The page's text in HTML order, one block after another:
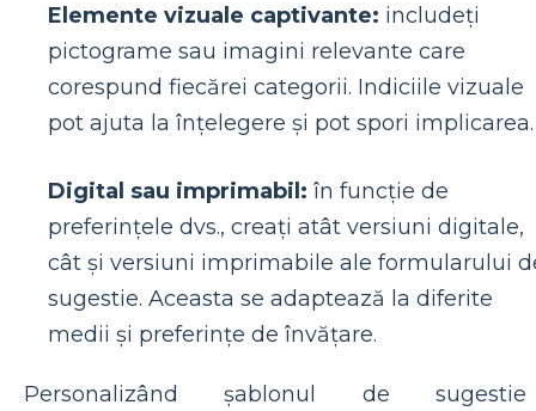
Elemente vizuale captivante: includeți
pictograme sau imagini relevante care
corespund fiecărei categorii. Indiciile vizuale
pot ajuta la înțelegere și pot spori implicarea.
Digital sau imprimabil: în funcție de
preferințele dvs., creați atât versiuni digitale,
cât și versiuni imprimabile ale formularului
sugestie. Aceasta se adaptează la diferite
medii și preferințe de învățare.
Personalizând șablonul de sugestie